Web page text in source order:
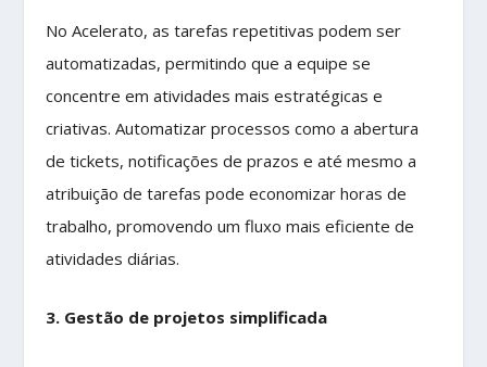
No Acelerato, as tarefas repetitivas podem ser
automatizadas, permitindo que a equipe se
concentre em atividades mais estratégicas e
criativas. Automatizar processos como a abertura
de tickets, notificações de prazos e até mesmo a
atribuição de tarefas pode economizar horas de
trabalho, promovendo um fluxo mais eficiente de
atividades diárias.
3. Gestão de projetos simplificada